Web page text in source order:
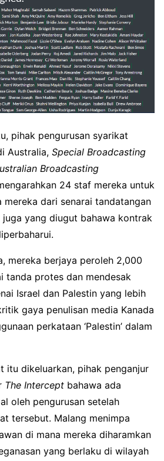
pihak pengurusan syarikat
Australia, Special Broadcasting
Broadcasting
24 staf mereka untuk
mereka dari senarai tandatangan
juga yang diugut bahawa kontrak
mereka berjaya peroleh 2,000
tanda protes dan mendesak
Israel dan Palestin yang lebih
gaya penulisan media Kanada
perkataan ‘Palestin’ dalam
itu dikeluarkan, pihak penganjur
The Intercept bahawa ada
oleh pengurusan setelah
tersebut. Malang menimpa
di mana mereka diharamkan
yang berlaku di wilayah